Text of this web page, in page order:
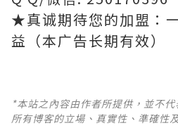
★真诚期待您的加盟：
益（本广告长期有效）
*本站之內容由作者所提供，並不
所有博客的立場、真實性、準確性